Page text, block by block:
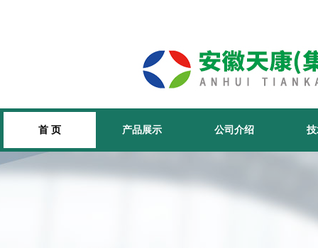
首 页 产品展示 公司介绍